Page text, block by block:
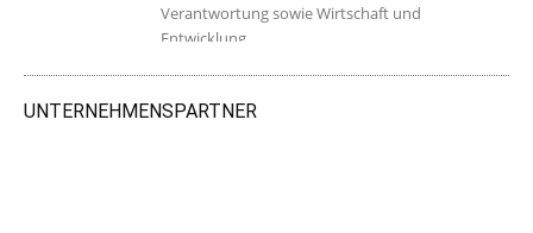
Verantwortung sowie Wirtschaft und
Entwicklung.
UNTERNEHMENSPARTNER